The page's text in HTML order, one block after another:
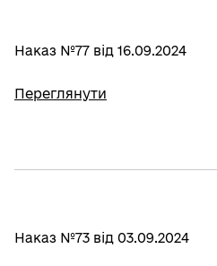
Наказ №77 від 16.09.2024
Переглянути
Наказ №73 від 03.09.2024